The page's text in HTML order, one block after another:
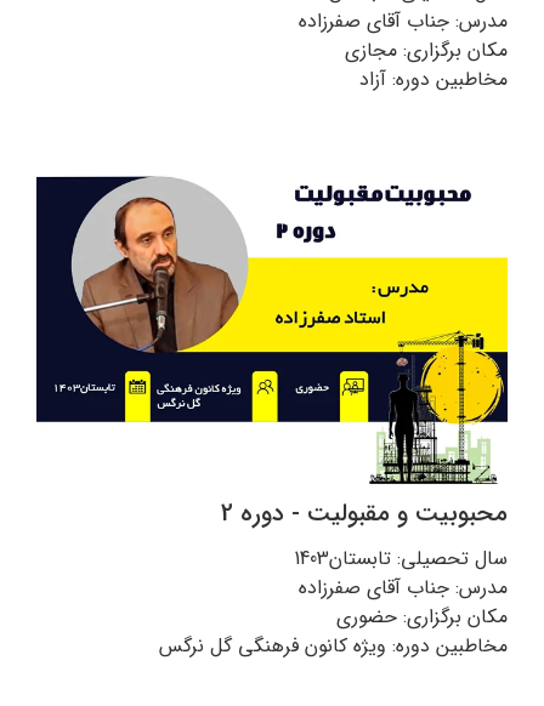
مدرس: جناب آقای صفرزاده
مکان برگزاری: مجازی
مخاطبین دوره: آزاد
محبوبیت و مقبولیت - دوره 2
سال تحصیلی: تابستان1403
مدرس: جناب آقای صفرزاده
مکان برگزاری: حضوری
مخاطبین دوره: ویژه کانون فرهنگی گل نرگس